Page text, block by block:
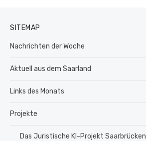
SITEMAP
Nachrichten der Woche
Aktuell aus dem Saarland
Links des Monats
Projekte
Das Juristische KI-Projekt Saarbrücken